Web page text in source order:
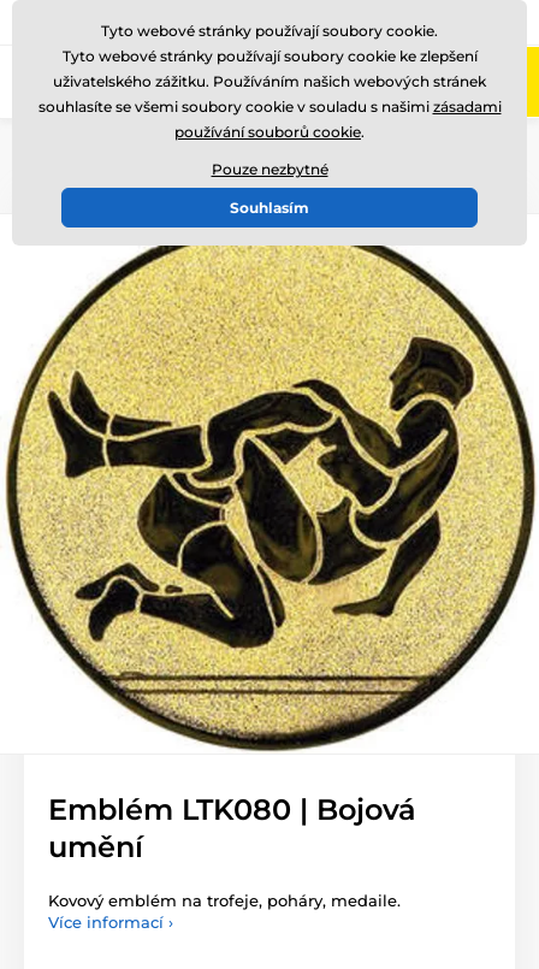
Zavolejte nám (Po-Pá 8-17)
Emblém LTK080 | Bojová
umění
Kovový emblém na trofeje, poháry, medaile.
Více informací ›
Tyto webové stránky používají soubory cookie.
Tyto webové stránky používají soubory cookie ke zlepšení
uživatelského zážitku. Používáním našich webových stránek
souhlasíte se všemi soubory cookie v souladu s našimi zásadami
používání souborů cookie.
Pouze nezbytné
Souhlasím